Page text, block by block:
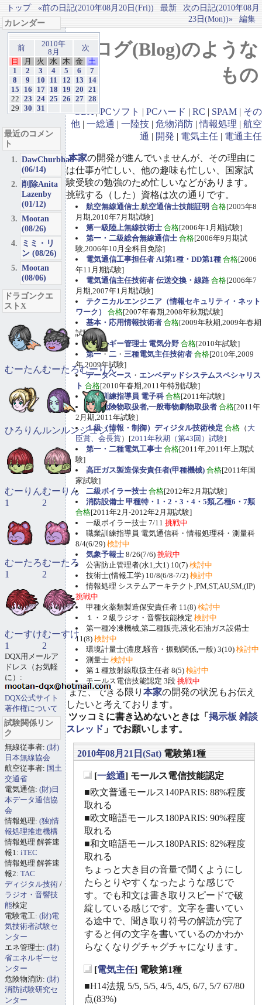
トップ «前の日記(2010年08月20日(Fri)) 最新
次の日記(2010年08月
23日(Mon))»
編集
ブログ(Blog)のような
もの
GBA|PCソフト | PCハード | RC | SPAM | その
他 | 一総通 | 一陸技 | 危物消防 |情報処理 | 航空
通 | 開発 | 電気主任 | 電通主任
本家の開発が進んでいませんが、その理由に
は仕事が忙しい、他の趣味も忙しい、国家試
験受験の勉強のため忙しいなどがあります。
挑戦する（した）資格は次の通りです。
航空無線通信士,航空通信士技能証明 合格[2005年8
月期,2010年7月期試験]
第一級陸上無線技術士 合格[2006年1月期試験]
第一・二級総合無線通信士 合格[2006年9月期試
験,2006年10月全科目免除]
電気通信工事担任者 AI第1種・DD第1種 合格[2006
年11月期試験]
電気通信主任技術者 伝送交換・線路 合格[2006年7
月期,2007年1月期試験]
テクニカルエンジニア（情報セキュリティ・ネット
ワーク）
合格[2007年春期,2008年秋期試験]
基本・応用情報技術者 合格[2009年秋期,2009年春期
試験]
エネルギー管理士 電気分野 合格[2010年試験]
第一・二 ・ 三種電気主任技術者 合格[2010年,2009
年,2009年試験]
データベース ・ エンベデッドシステムスペシャリス
ト 合格[2010年春期,2011年特別試験]
職業訓練指導員 電子科 合格[2011年試験]
甲種危険物取扱者,一般毒物劇物取扱者 合格[2011年
2月期,2011年試験]
１級（情報・制御）ディジタル技術検定 合格 （ 大
臣賞、会長賞）[2011年秋期（第43回）試験]
第一・二種電気工事士 合格[2011年,2011年上期試
験]
高圧ガス製造保安責任者(甲種機械) 合格[2011年国
家試験]
二級ボイラー技士 合格[2012年2月期試験]
消防設備士 甲種特・1・2・3・4・5類,乙種6・7類
合格[2011年2月-2012年2月期試験]
一級ボイラー技士 7/11 挑戦中
職業訓練指導員 電気通信科・情報処理科・測量科
8/4(6/29) 検討中
気象予報士 8/26(7/6) 挑戦中
公害防止管理者(水1,大1) 10(7) 検討中
技術士(情報工学) 10/8(6/8-7/2) 検討中
情報処理 システムアーキテクト,PM,ST,AU,SM,(IP)
挑戦中
甲種火薬類製造保安責任者 11(8) 検討中
１・２級ラジオ・音響技能検定 検討中
第一種冷凍機械,第二種販売,液化石油ガス設備士
11(8) 検討中
環境計量士(濃度,騒音・振動関係,一般) 3(10) 検討中
測量士 検討中
第１種放射線取扱主任者 8(5) 検討中
モールス電信技能認定 3段 挑戦中
また、できる限り 本家の開発の状況もお伝え
したいと考えております。
ツッコミに書き込めないときは「 掲示板 雑談
スレッド 」でお願いします。
2010年08月21日(Sat) 電験第1種
[一総通] モールス電信技能認定
■欧文普通モールス140PARIS: 88%程度
取れる
■欧文暗語モールス180PARIS: 90%程度
取れる
■和文暗語モールス180PARIS: 82%程度
取れる
ちょっと大き目の音量で聞くようにし
たらとりやすくなったような感じで
す。でも和文は書き取りスピードで破
綻している感じです。文字を書いてい
る途中で、聞き取り符号の解読が完了
すると何の文字を書いているのかわか
らなくなりグチャグチャになります。
[電気主任] 電験第1種
■H14法規 5/5, 5/5, 4/5, 4/5, 6/7, 5/7 67/80
点(83%)
カレンダー
前
2010年
8月
次
日
月 火 水 木 金
土
1
2 3 4 5 6
7
8
9 10 11 12 13
14
15
16 17 18 19 20
21
22
23 24 25 26 27 28
29
30 31
最近のコメン
ト
DawChurbhab
(06/14)
削除Anita
Lazenby
(01/12)
Mootan
(08/26)
ミミ・リ
ン (08/26)
Mootan
(08/06)
ドラゴンクエ
ストX
むーたんむーたろむーりん
ひろりんルンルンジュジュ
むーりん
1
むーりん
2
むーたろ
1
むーたろ
2
むーすけ
1
むーすけ
2
DQX用メールア
ドレス（お気軽
に）:
DQX公式サイト
著作権について
試験関係リン
ク
無線従事者: (財)
日本無線協会
航空従事者: 国土
交通省
電気通信: (財)日
本データ通信協
会
情報処理: (独)情
報処理推進機構
情報処理 解答速
報1: iTEC
情報処理 解答速
報2: TAC
ディジタル技術 /
ラジオ・音響技
能検定
電験電工: (財)電
気技術者試験セ
ンター
エネ管理士: (財)
省エネルギーセ
ンター
危険物消防: (財)
消防試験研究セ
ンター